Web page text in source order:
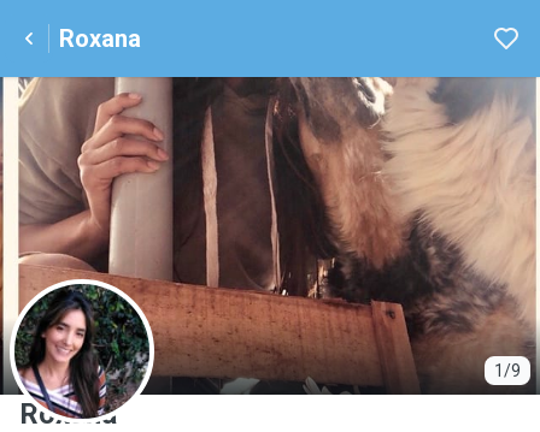
Roxana
1/9
R
Roxana